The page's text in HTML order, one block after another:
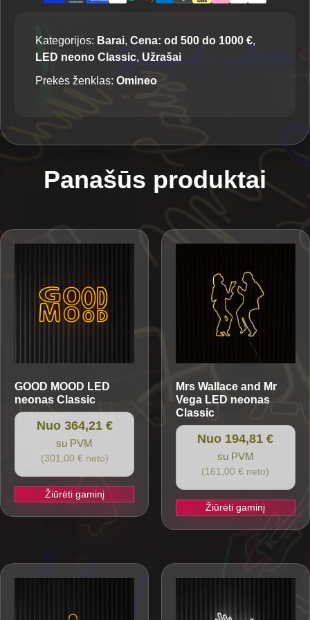
Kategorijos: Barai, Cena: od 500 do 1000 €,
LED neono Classic, Užrašai
Prekės ženklas: Omineo
Panašūs produktai
GOOD MOOD LED
neonas Classic
Nuo 364,21 €
su PVM
(301,00 € neto)
Žiūrėti gaminį
variants.
Mrs Wallace and Mr
VegaLED neonas
Classic
Nuo 194,81 €
su PVM
(161,00 € neto)
Žiūrėti gaminį